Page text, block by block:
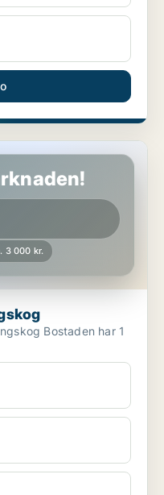
3 000 kr.
har 1